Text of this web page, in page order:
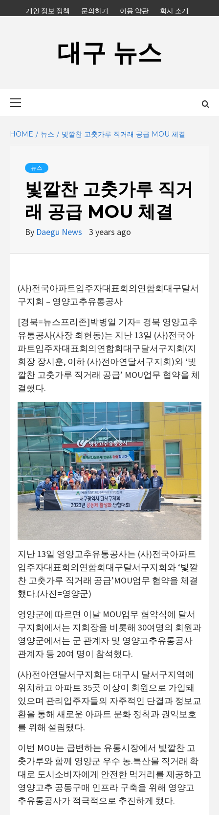
to
개인 정보 정책 문의하기 이용 약관 회사 소개
대구 뉴스
HOME 뉴스 빛깔찬 고춧가루 직거래 공급 MOU 체결
뉴스
빛깔찬 고춧가루 직거
래 공급 MOU 체결
By Daegu News 3 years ago
(사)전국아파트입주자대표회의연합회대구달서
구지회 – 영양고추유통공사
[경북=뉴스프리존]박병일 기자= 경북 영양고추
유통공사(사장 최현동)는 지난 13일 (사)전국아
파트입주자대표회의연합회대구달서구지회(지
회장 장시훈, 이하 (사)전아연달서구지회)와 ‘빛
깔찬 고춧가루 직거래 공급’ MOU업무 협약을 체
결했다.
지난 13일 영양고추유통공사는 (사)전국아파트
입주자대표회의연합회대구달서구지회와 ‘빛깔
찬 고춧가루 직거래 공급’MOU업무 협약을 체결
했다.(사진=영양군)
영양군에 따르면 이날 MOU업무 협약식에 달서
구지회에서는 지회장을 비롯해 30여명의 회원과
영양군에서는 군 관계자 및 영양고추유통공사
관계자 등 20여 명이 참석했다.
(사)전아연달서구지회는 대구시 달서구지역에
위치하고 아파트 35곳 이상이 회원으로 가입돼
있으며 관리입주자들의 자주적인 단결과 정보교
환을 통해 새로운 아파트 문화 정착과 권익보호
를 위해 설립됐다.
이번 MOU는 급변하는 유통시장에서 빛깔찬 고
춧가루와 함께 영양군 우수 농.특산물 직거래 확
대로 도시소비자에게 안전한 먹거리를 제공하고
영양고추 공동구매 인프라 구축을 위해 영양고
추유통공사가 적극적으로 추진하게 됐다.